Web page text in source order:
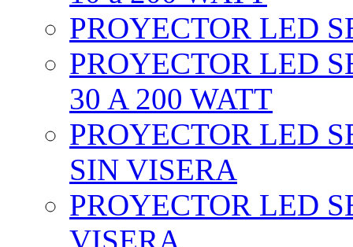
PROYECTOR LED
PROYECTOR LED
30 A 200 WATT
PROYECTOR LED
SIN VISERA
PROYECTOR LED
VISERA